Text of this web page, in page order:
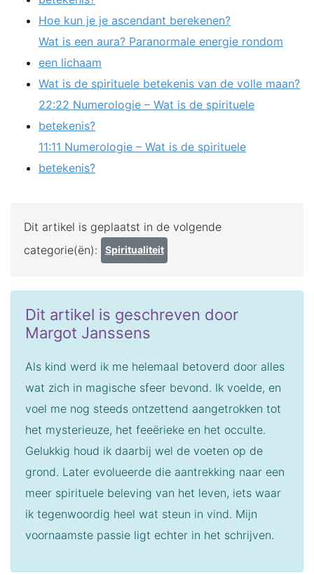
Hoe kun je je ascendant berekenen?
Wat is een aura? Paranormale energie rondom
een lichaam
Wat is de spirituele betekenis van de volle maan?
22:22 Numerologie – Wat is de spirituele
betekenis?
11:11 Numerologie – Wat is de spirituele
betekenis?
Dit artikel is geplaatst in de volgende
categorie(ën):
Spiritualiteit
Dit artikel is geschreven door
Margot Janssens
Als kind werd ik me helemaal betoverd door alles
wat zich in magische sfeer bevond. Ik voelde, en
voel me nog steeds ontzettend aangetrokken tot
het mysterieuze, het feeërieke en het occulte.
Gelukkig houd ik daarbij wel de voeten op de
grond. Later evolueerde die aantrekking naar een
meer spirituele beleving van het leven, iets waar
ik tegenwoordig heel wat steun in vind. Mijn
voornaamste passie ligt echter in het schrijven.